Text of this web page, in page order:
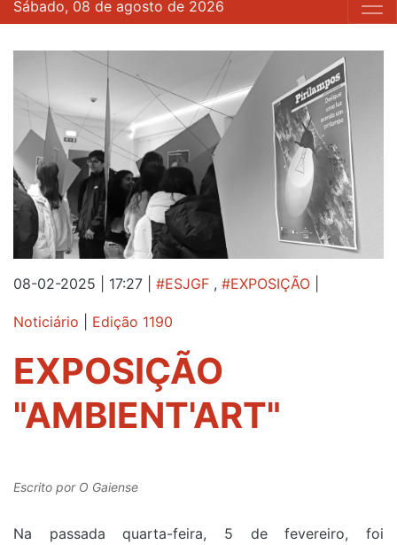
Sábado, 08 de agosto de 2026
08-02-2025 | 17:27 #ESJGF , #EXPOSIÇÃO
Noticiário Edição 1190
EXPOSIÇÃO
"AMBIENT'ART"
Escrito por O Gaiense
Na passada quarta-feira, 5 de fevereiro, foi